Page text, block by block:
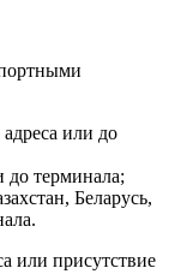
или до
до терминала;
Беларусь,
или присутствие